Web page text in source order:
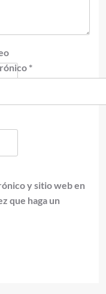
*
y sitio web en
que haga un